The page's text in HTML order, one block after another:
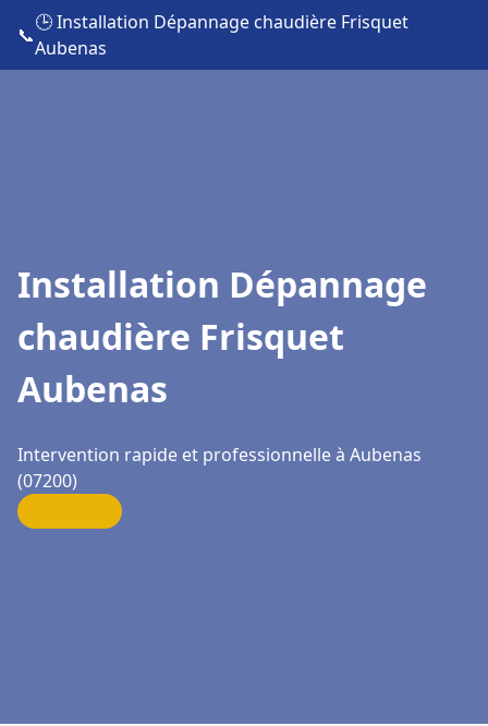
📞
🕒 Installation Dépannage chaudière Frisquet
Aubenas
Installation Dépannage
chaudière Frisquet
Aubenas
Intervention rapide et professionnelle à Aubenas
(07200)